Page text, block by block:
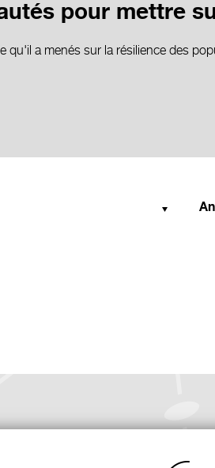
pour mettre
qu'il a menés sur la résilience des